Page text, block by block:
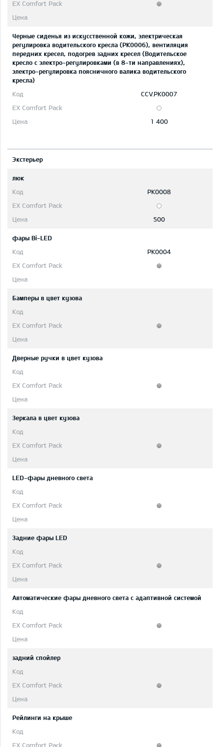
Черные сиденья из искусственной кожи, электрическая
регулировка водительского кресла (PK0006), вентиляция
передних кресел, подогрев задних кресел (Водительское
кресло с электро-регулировками (в 8-ти направлениях),
электро-регулировка поясничного валика водительского
кресла)
CCV.PK0007
1 400
Экстерьер
люк
PK0008
500
фары Bi-LED
PK0004
Бамперы в цвет кузова
Дверные ручки в цвет кузова
Зеркала в цвет кузова
LED-фары дневного света
Задние фары LED
Автоматические фары дневного света с адаптивной системой
задний спойлер
Рейлинги на крыше